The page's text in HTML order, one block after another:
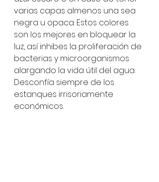
varias capas almenos una sea
negra u opaca. Estos colores
son los mejores en bloquear la
luz, así inhibes la proliferación de
bacterias y microorganismos
alargando la vida útil del agua.
Desconfía siempre de los
estanques irrisoriamente
económicos.